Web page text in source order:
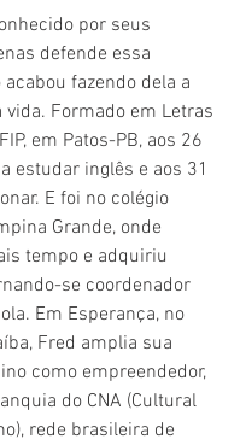
por seus
defende essa
fazendo dela a
vida. Formado em Letras
em Patos-PB, aos 26
estudar inglês e aos 31
E foi no colégio
Grande, onde
tempo e adquiriu
se coordenador
Em Esperança, no
Fred amplia sua
como empreendedor,
do CNA (Cultural
rede brasileira de